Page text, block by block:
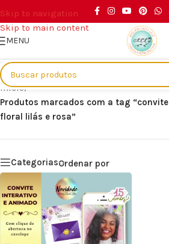
Skip to navigation
Skip to main content
MENU
Início/
Produtos marcados com a tag “convite
floral lilás e rosa”
CategoriasOrdenar por